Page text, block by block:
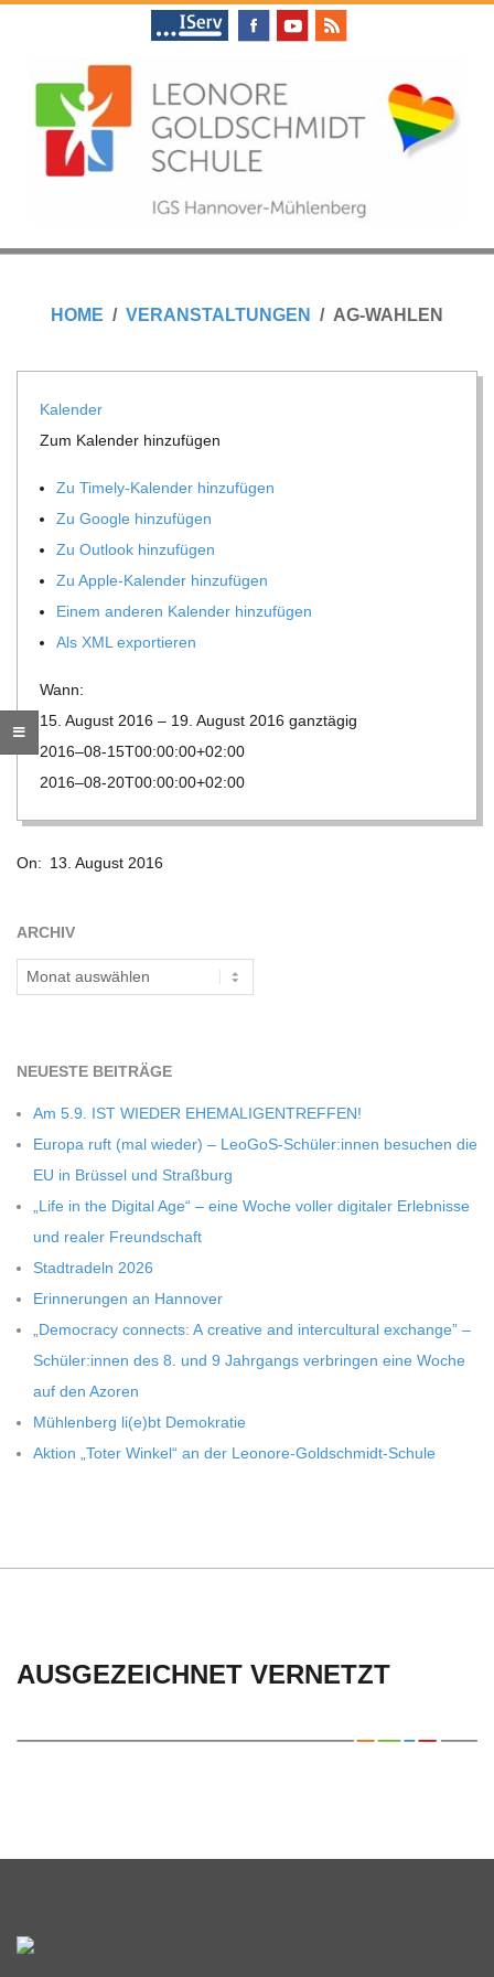
L
E
O
N
O
R
E
G
O
L
S
H
M
I
D
T
-
S
H
L
E
MenuHOME VERANSTALTUNGEN AG-WAHLEN
Kalen­der
Zum Kalen­der hinzufügen
Zu Timely-Kalen­der hinzufügen
Zu Google hinzufügen
Zu Out­look hinzufügen
Zu Apple-Kalen­der hinzufügen
Einem ande­ren Kalen­der hinzufügen
Als XML exportieren
Wann:
15. August 2016 – 19. August 2016 ganz­tä­gig
2016–08-15T00:00:00+02:00
2016–08-20T00:00:00+02:00
08-
On: 13. August 2016
ARCHIV
Archiv
NEU­ESTE BEITRÄGE
Am 5.9. IST WIEDER EHEMALIGENTREFFEN!
Europa ruft (mal wie­der) – LeoGoS-Schüler:innen besu­chen die
EU in Brüs­sel und Straßburg
„Life in the Digi­tal Age“ – eine Woche vol­ler digi­ta­ler Erleb­nisse
und rea­ler Freundschaft
Stadt­ra­deln 2026
Erin­ne­run­gen an Hannover
„Demo­cracy con­nects: A crea­tive and inter­cul­tu­ral exch­ange” –
Schüler:innen des 8. und 9 Jahr­gangs ver­brin­gen eine Woche
auf den Azoren
Müh­len­berg li(e)bt Demokratie
Aktion „Toter Win­kel“ an der Leonore-Goldschmidt-Schule
AUSGEZEICHNET VERNETZT